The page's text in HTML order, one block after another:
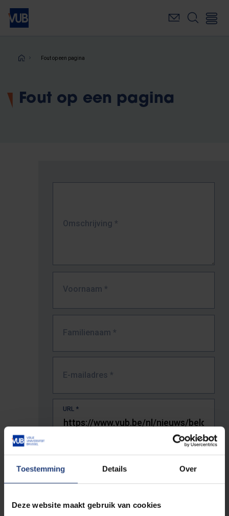
Toestemming Details Over
Deze website maakt gebruik van cookies
Overslaan
naar
inhoudKruimelpad
Fout op een pagina
Fout op een pagina
Omschrijving *
Voornaam *
Familienaam *
E-mailadres *
URL *
De volledige URL van de pagina waar je de fout zag.